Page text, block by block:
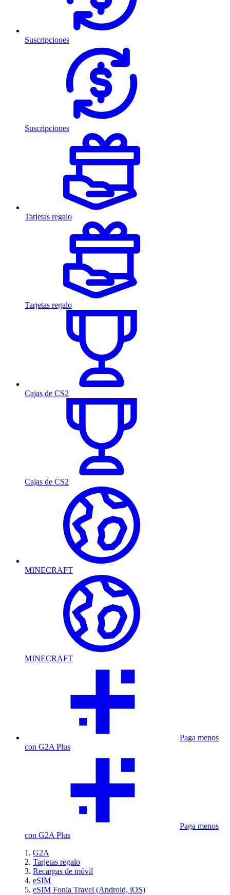
Suscripciones
Suscripciones
Tarjetas regalo
Tarjetas regalo
Cajas de CS2
Cajas de CS2
MINECRAFT
MINECRAFT
Paga menos
con G2A Plus
Paga menos
con G2A Plus
G2A
Tarjetas regalo
Recargas de móvil
eSIM
eSIM Fonia Travel (Android, iOS)